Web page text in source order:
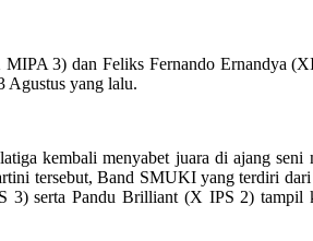
3) dan Feliks Fernando Ernandya
Agustus yang lalu.
kembali menyabet juara di ajang
tersebut, Band SMUKI yang terdiri
Pandu Brilliant (X IPS 2) tampil